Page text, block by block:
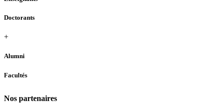
Doctorants
+
Alumni
Facultés
Nos partenaires